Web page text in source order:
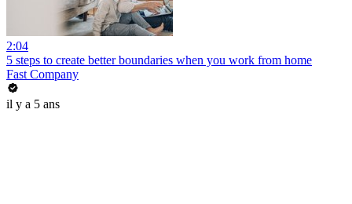
2:04
5 steps to create better boundaries when you work from home
Fast Company
il y a 5 ans